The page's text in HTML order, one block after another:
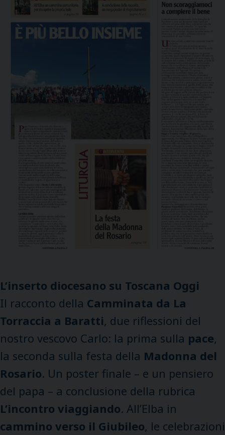
L’inserto diocesano su Toscana Oggi
Il racconto della Camminata da La
Torraccia a Baratti, due riflessioni del
nostro vescovo Carlo: la prima sulla pace,
la seconda sulla festa della Madonna del
Rosario. Un poster finale – e un pensiero
del papa – a conclusione della rubrica
L’incontro viaggiando. All’Elba in
cammino verso il Giubileo, le celebrazioni